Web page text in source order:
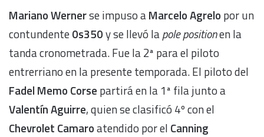
Mariano Wernerse impuso aMarcelo Agrelo por un
contundente0s350y se llevó lapole positionen la
tanda cronometrada. Fue la 2ª para el piloto
entrerriano en la presente temporada. El piloto del
Fadel Memo Corse partirá en la 1ª fila junto a
Valentín Aguirre, quien se clasificó 4º con el
Chevrolet Camaroatendido por el Canning